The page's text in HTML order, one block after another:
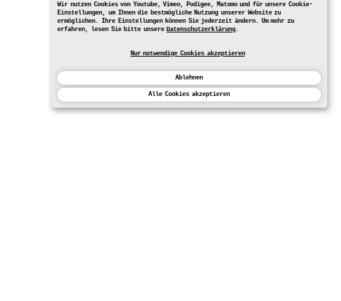
Wir nutzen Cookies von Youtube, Vimeo, Podigee, Matomo und für unsere Cookie-
Einstellungen, um Ihnen die bestmögliche Nutzung unserer Website zu
ermöglichen. Ihre Einstellungen können Sie jederzeit ändern. Um mehr zu
erfahren, lesen Sie bitte unsereDatenschutzerklärung.
Nur notwendige Cookies akzeptieren
Ablehnen
Alle Cookies akzeptieren